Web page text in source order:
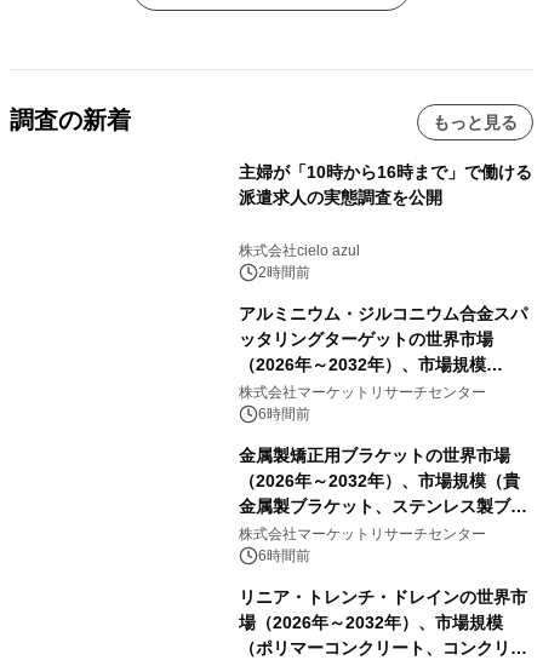
調査の新着 もっと見る
主婦が「10時から16時まで」で働ける
派遣求人の実態調査を公開
株式会社cielo azul
2時間前
アルミニウム・ジルコニウム合金スパ
ッタリングターゲットの世界市場
（2026年～2032年）、市場規模
（0.995、0.999、その他）・分析レポ
ートを発表
株式会社マーケットリサーチセンター
6時間前
金属製矯正用ブラケットの世界市場
（2026年～2032年）、市場規模（貴
金属製ブラケット、ステンレス製ブラ
ケット、純チタン製ブラケット）・分
析レポートを発表
株式会社マーケットリサーチセンター
6時間前
リニア・トレンチ・ドレインの世界市
場（2026年～2032年）、市場規模
（ポリマーコンクリート、コンクリー